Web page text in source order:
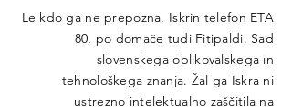
Le kdo ga ne prepozna. Iskrin telefon ETA
80, po domače tudi Fitipaldi. Sad
slovenskega oblikovalskega in
tehnološkega znanja. Žal ga Iskra ni
ustrezno intelektualno zaščitila na